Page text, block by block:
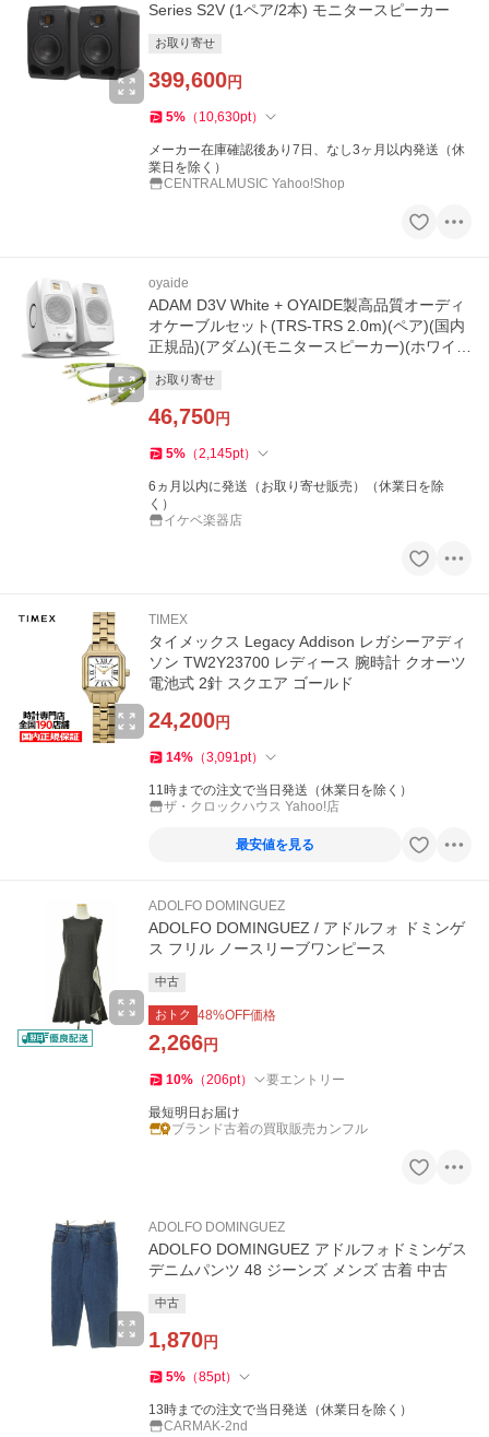
Series S2V (1ペア/2本) モニタースピーカー
お取り寄せ
399,600円
5% （ 10,630pt）
メーカー在庫確認後あり7日、なし3ヶ月以内発送（休
業日を除く）
CENTRALMUSIC Yahoo!Shop
oyaide
ADAM D3V White + OYAIDE製高品質オーディ
オケーブルセット(TRS-TRS 2.0m)(ペア)(国内
正規品)(アダム)(モニタースピーカー)(ホワイ
お取り寄せ
46,750円
5% （2,145pt）
6ヵ月以内に発送（お取り寄せ販売）（休業日を除
く）
イケベ楽器店
TIMEX
タイメックス Legacy Addison レガシーアディ
ソン TW2Y23700 レディース 腕時計 クオーツ
電池式 2針 スクエア ゴールド
24,200円
14% （3,091pt）
11時までの注文で当日発送（休業日を除く）
ザ・クロックハウス Yahoo!店
最安値を見る
ADOLFO DOMINGUEZ
ADOLFO DOMINGUEZ / アドルフォ ドミンゲ
ス フリル ノースリーブワンピース
中古
おトク 48%OFF価格
2,266円
10% （206pt） 要エントリー
最短明日お届け
ブランド古着の買取販売カンフル
ADOLFO DOMINGUEZ
ADOLFO DOMINGUEZ アドルフォドミンゲス
デニムパンツ 48 ジーンズ メンズ 古着 中古
中古
1,870円
5% （85pt）
13時までの注文で当日発送（休業日を除く）
CARMAK-2nd